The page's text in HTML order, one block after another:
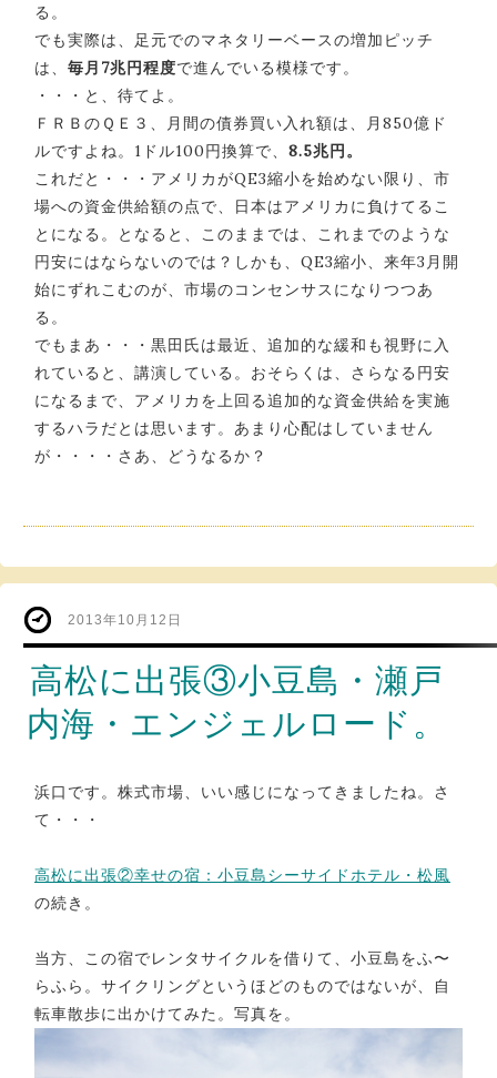
る。
でも実際は、足元でのマネタリーベースの増加ピッチ
は、 毎月7兆円程度で進んでいる模様です。
・・・と、待てよ。
ＦＲＢのＱＥ３、月間の債券買い入れ額は、月850億ド
ルですよね。1ドル100円換算で、 8.5兆円。
これだと・・・アメリカがQE3縮小を始めない限り、市
場への資金供給額の点で、日本はアメリカに負けてるこ
とになる。となると、このままでは、これまでのような
円安にはならないのでは？しかも、QE3縮小、来年3月開
始にずれこむのが、市場のコンセンサスになりつつあ
る。
でもまあ・・・黒田氏は最近、追加的な緩和も視野に入
れていると、講演している。おそらくは、さらなる円安
になるまで、アメリカを上回る追加的な資金供給を実施
するハラだとは思います。あまり心配はしていません
が・・・・さあ、どうなるか？
2013年10月12日
高松に出張③小豆島・瀬戸
内海・エンジェルロード。
浜口です。株式市場、いい感じになってきましたね。さ
て・・・
高松に出張②幸せの宿：小豆島シーサイドホテル・松風
の続き。
当方、この宿でレンタサイクルを借りて、小豆島をふ〜
らふら。サイクリングというほどのものではないが、自
転車散歩に出かけてみた。写真を。